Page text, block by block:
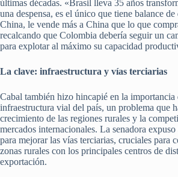
últimas décadas. «Brasil lleva 35 años
una despensa, es el único que tiene balance
China, le vende más a China que lo que
recalcando que Colombia debería seguir un
para explotar al máximo su capacidad
La clave: infraestructura y vías terciarias
Cabal también hizo hincapié en la importancia
infraestructura vial del país, un problema que
crecimiento de las regiones rurales y la
mercados internacionales. La senadora expuso
para mejorar las vías terciarias, cruciales para
zonas rurales con los principales centros de
exportación.